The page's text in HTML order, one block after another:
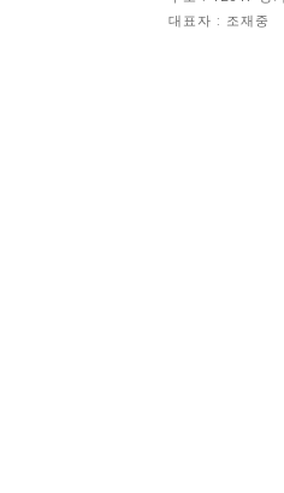
대표자 : 조재중